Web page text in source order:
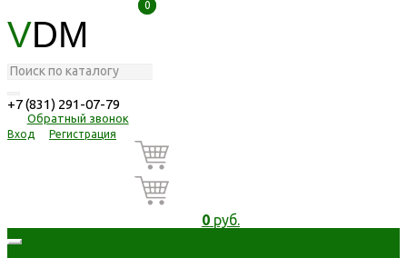
VDM
+7 (831) 291-07-79
Обратный звонок
Вход Регистрация
0
0
0руб.